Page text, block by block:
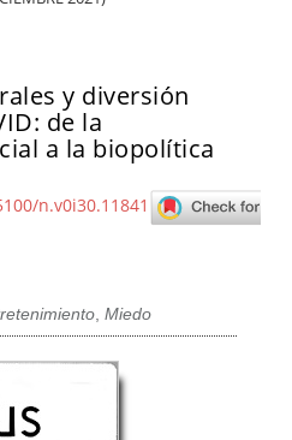
y diversión
de la
a la biopolítica
n.v0i30.11841
,Miedo